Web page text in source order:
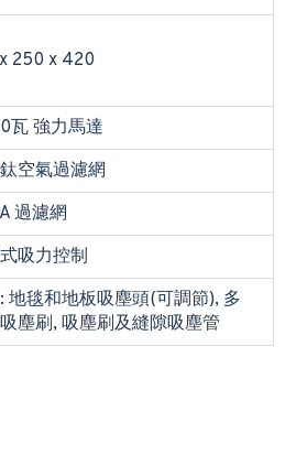
250 x 420
瓦 強力馬達
空氣過濾網
過濾網
吸力控制
地毯和地板吸塵頭(可調節), 多
塵刷, 吸塵刷及縫隙吸塵管